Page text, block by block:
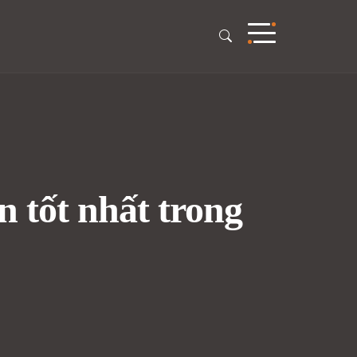
tốt nhất trong